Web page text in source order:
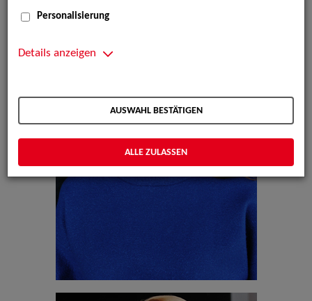
Personalisierung
Details anzeigen
AUSWAHL BESTÄTIGEN
ALLE ZULASSEN